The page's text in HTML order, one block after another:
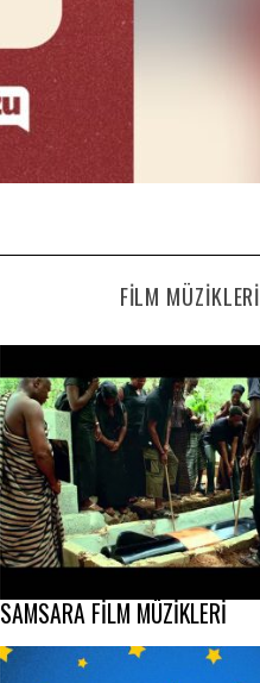
FILM MÜZIKLERI
SAMSARA FİLM MÜZİKLERİ